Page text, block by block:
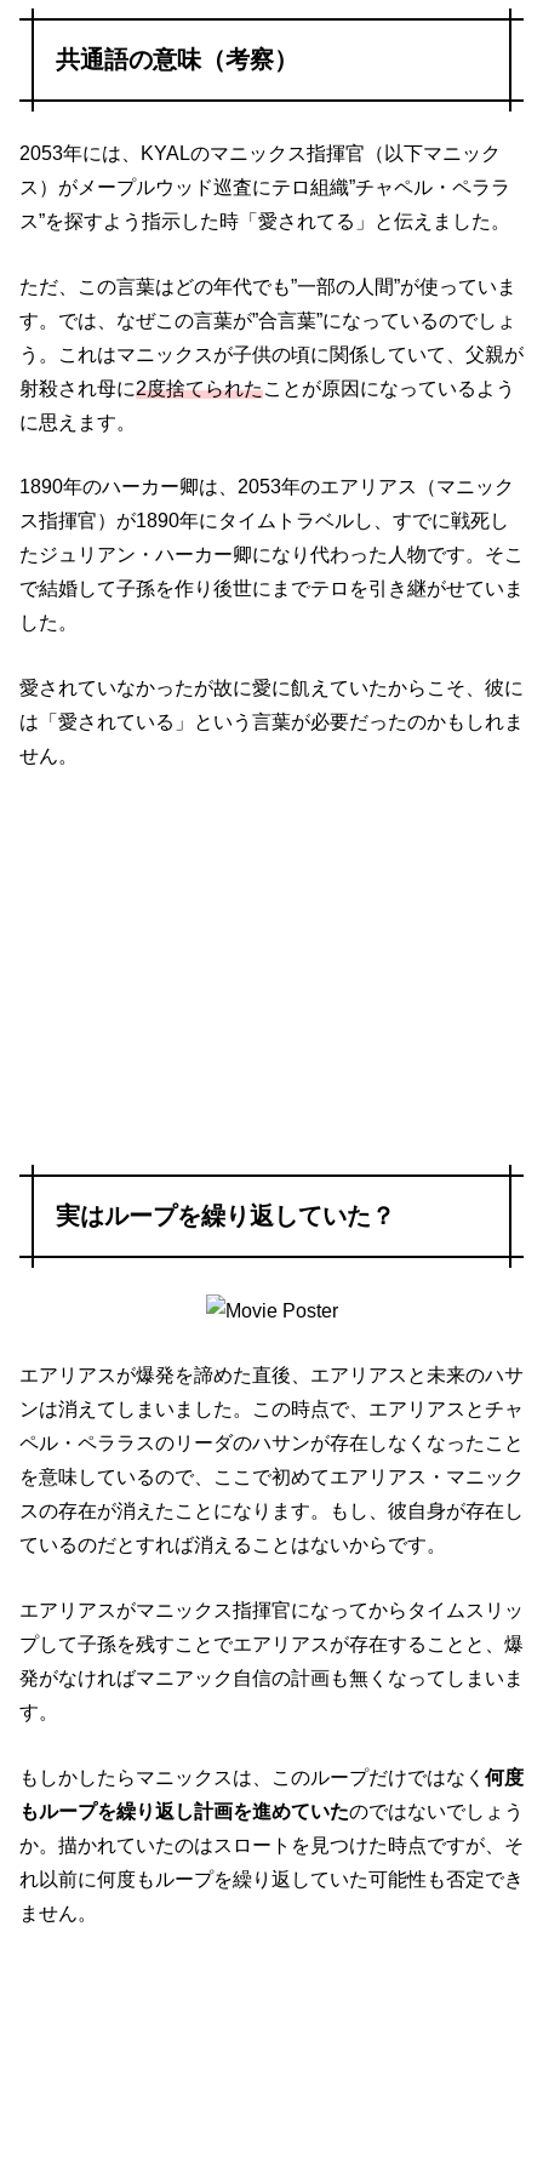
共通語の意味（考察）
2053年には、KYALのマニックス指揮官（以下マニック
ス）がメープルウッド巡査にテロ組織”チャペル・ペララ
ス”を探すよう指示した時「愛されてる」と伝えました。
ただ、この言葉はどの年代でも”一部の人間”が使っていま
す。では、なぜこの言葉が”合言葉”になっているのでしょ
う。これはマニックスが子供の頃に関係していて、父親が
射殺され母に2度捨てられたことが原因になっているよう
に思えます。
1890年のハーカー卿は、2053年のエアリアス（マニック
ス指揮官）が1890年にタイムトラベルし、すでに戦死し
たジュリアン・ハーカー卿になり代わった人物です。そこ
で結婚して子孫を作り後世にまでテロを引き継がせていま
した。
愛されていなかったが故に愛に飢えていたからこそ、彼に
は「愛されている」という言葉が必要だったのかもしれま
せん。
実はループを繰り返していた？
エアリアスが爆発を諦めた直後、エアリアスと未来のハサ
ンは消えてしまいました。この時点で、エアリアスとチャ
ペル・ペララスのリーダのハサンが存在しなくなったこと
を意味しているので、ここで初めてエアリアス・マニック
スの存在が消えたことになります。もし、彼自身が存在し
ているのだとすれば消えることはないからです。
エアリアスがマニックス指揮官になってからタイムスリッ
プして子孫を残すことでエアリアスが存在することと、爆
発がなければマニアック自信の計画も無くなってしまいま
す。
もしかしたらマニックスは、このループだけではなく 何度
もループを繰り返し計画を進めていたのではないでしょう
か。描かれていたのはスロートを見つけた時点ですが、そ
れ以前に何度もループを繰り返していた可能性も否定でき
ません。